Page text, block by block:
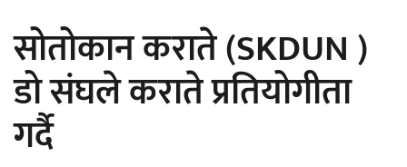
सोतोकान कराते (SKDUN )
डो संघले कराते प्रतियोगीता
गर्दै